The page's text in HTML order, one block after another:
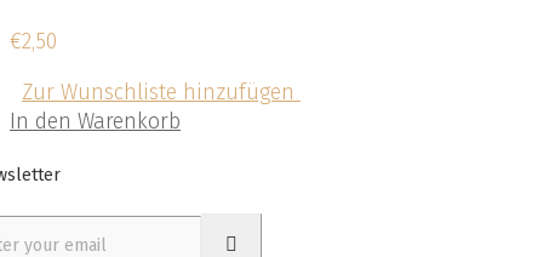
€2,50
Zur Wunschliste hinzufügen
In den Warenkorb